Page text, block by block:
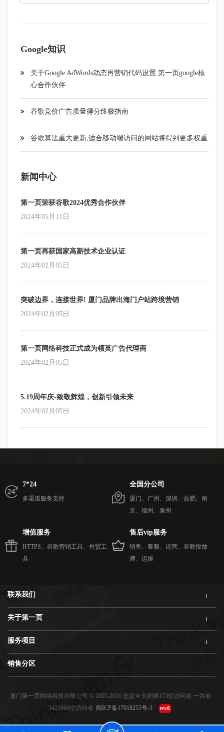
Google知识
关于Google AdWords动态再营销代码设置 第一页google核
心合作伙伴
谷歌竞价广告质量得分终极指南
谷歌算法重大更新,适合移动端访问的网站将得到更多权重
新闻中心
第一页荣获谷歌2024优秀合作伙伴
2024年05月11日
第一页再获国家高新技术企业认证
2024年02月05日
突破边界，连接世界! 厦门品牌出海门户站跨境营销
2024年02月05日
第一页网络科技正式成为领英广告代理商
2024年02月05日
5.19周年庆-致敬辉煌，创新引领未来
2024年02月05日
7*24
多渠道服务支持
全国分公司
厦门、广州、深圳、合肥、南
京、福州、泉州
增值服务
HTTPS、谷歌营销工具、外贸工
具
售后vip服务
销售、客服、运营、谷歌投放
师、运维
联系我们
关于第一页
服务项目
销售分区
厦门第一页网络科技有限公司 © 2005-2026 您是今天的第173位访问者 一共有
3421866位访问者 闽ICP备17018255号-3